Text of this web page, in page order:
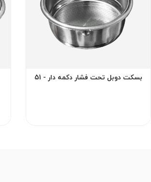
بسکت دوبل تحت فشار دکمه دار - 51